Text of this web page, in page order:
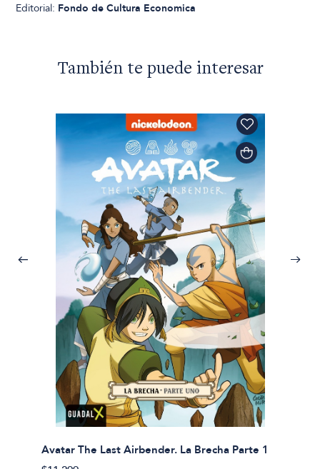
Editorial: Fondo de Cultura Economica
También te puede interesar
Avatar The Last Airbender. La Brecha Parte 1